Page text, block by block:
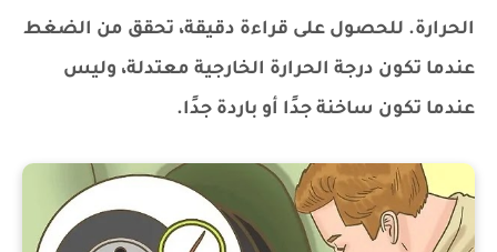
الحرارة. للحصول على قراءة دقيقة، تحقق من الضغط
عندما تكون درجة الحرارة الخارجية معتدلة، وليس
عندما تكون ساخنة جدًا أو باردة جدًا.